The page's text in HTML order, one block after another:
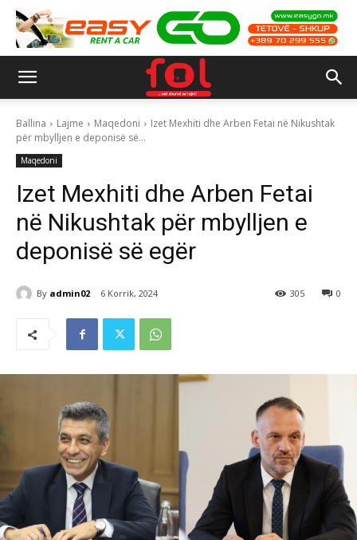
Ballina Lajme Maqedoni
Izet Mexhiti dhe Arben Fetai në Nikushtak
për mbylljen e deponisë së...
Maqedoni
Izet Mexhiti dhe Arben Fetai
në Nikushtak për mbylljen e
deponisë së egër
By admin02 6 Korrik, 2024 0
305